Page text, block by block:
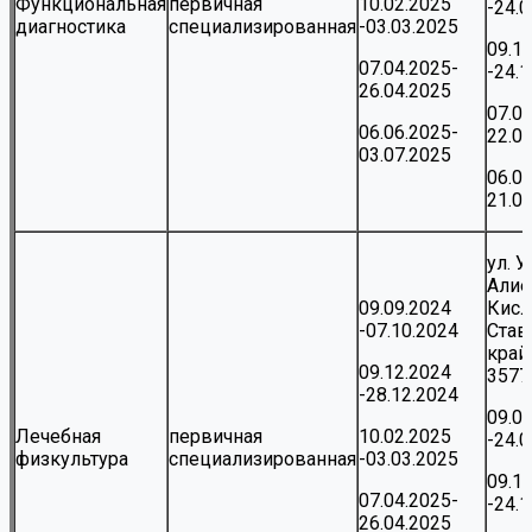
диагностика
специализированная-03.03.2025
07.04.2025-
26.04.2025
06.06.2025-
03.07.2025
-
-
Лечебная
физкультура
первичная
специализированная
09.09.2024
-07.10.2024
09.12.2024
-28.12.2024
10.02.2025
-03.03.2025
07.04.2025-
26.04.2025
ул.
-
-